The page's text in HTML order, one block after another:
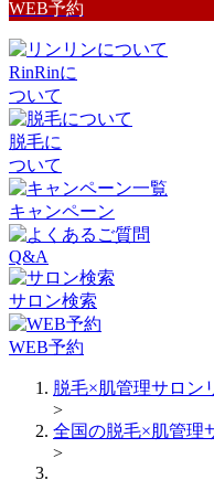
WEB予約
RinRinに
ついて
脱毛に
ついて
キャンペーン
Q&A
サロン検索
WEB予約
脱毛×肌管理サロン
>
全国の脱毛×肌管理
>